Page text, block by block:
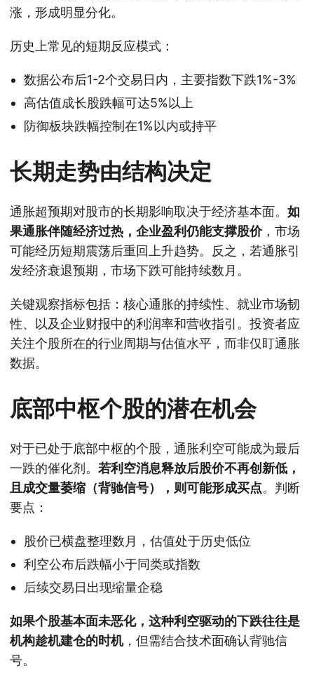
涨，形成明显分化。
历史上常见的短期反应模式：
数据公布后1-2个交易日内，主要指数下跌1%-3%
高估值成长股跌幅可达5%以上
防御板块跌幅控制在1%以内或持平
长期走势由结构决定
通胀超预期对股市的长期影响取决于经济基本面。 如
果通胀伴随经济过热，企业盈利仍能支撑股价，市场
可能经历短期震荡后重回上升趋势。反之，若通胀引
发经济衰退预期，市场下跌可能持续数月。
关键观察指标包括：核心通胀的持续性、就业市场韧
性、以及企业财报中的利润率和营收指引。投资者应
关注个股所在的行业周期与估值水平，而非仅盯通胀
数据。
底部中枢个股的潜在机会
对于已处于底部中枢的个股，通胀利空可能成为最后
一跌的催化剂。 若利空消息释放后股价不再创新低，
且成交量萎缩（背驰信号），则可能形成买点。判断
要点：
股价已横盘整理数月，估值处于历史低位
利空公布后跌幅小于同类或指数
后续交易日出现缩量企稳
如果个股基本面未恶化，这种利空驱动的下跌往往是
机构趁机建仓的时机，但需结合技术面确认背驰信
号。